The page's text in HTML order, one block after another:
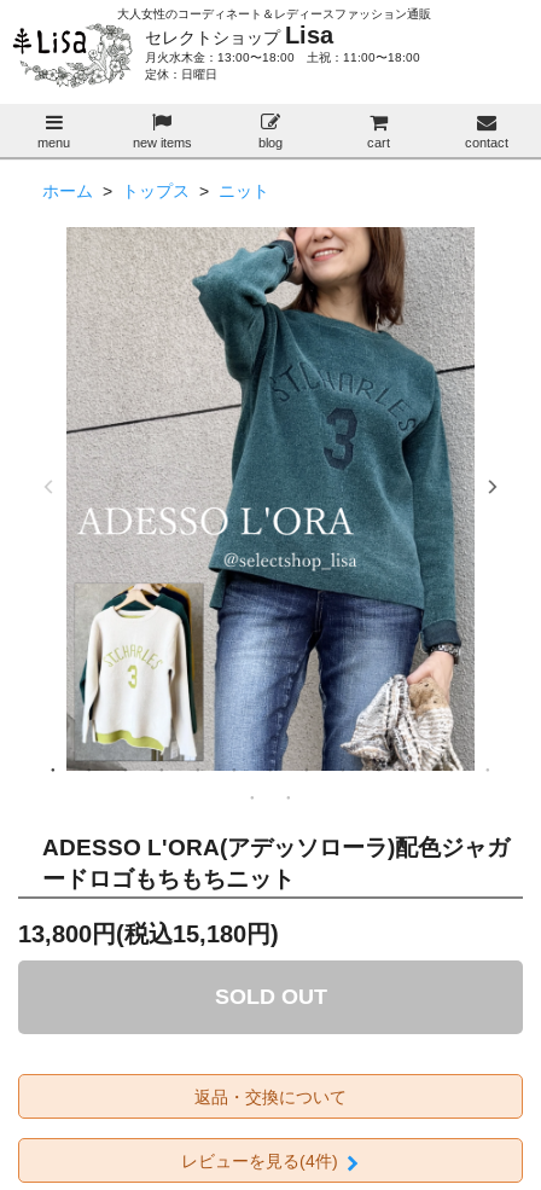
大人女性のコーディネート＆レディースファッション通販
セレクトショップ Lisa
月火水木金：13:00〜18:00 土祝：11:00〜18:00
定休：日曜日
menu new items blog cart contact
ホーム > トップス > ニット
ADESSO L'ORA(アデッソローラ)配色ジャガ
ードロゴもちもちニット
13,800円(税込15,180円)
SOLD OUT
返品・交換について
レビューを見る(4件)